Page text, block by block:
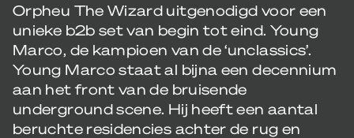
Orpheu The Wizard uitgenodigd voor een
unieke b2b set van begin tot eind. Young
Marco, de kampioen van de ‘unclassics’.
Young Marco staat al bijna een decennium
aan het front van de bruisende
underground scene. Hij heeft een aantal
beruchte residencies achter de rug en